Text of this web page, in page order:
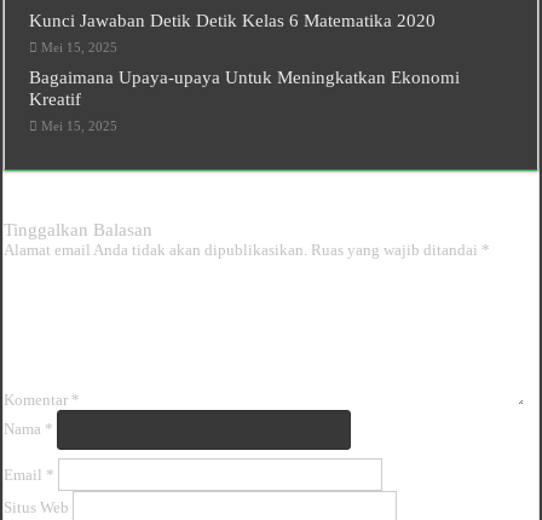
Kunci Jawaban Detik Detik Kelas 6 Matematika 2020
Mei 15, 2025
Bagaimana Upaya-upaya Untuk Meningkatkan Ekonomi
Kreatif
Mei 15, 2025
Tinggalkan Balasan
Alamat email Anda tidak akan dipublikasikan. Ruas yang wajib ditandai *
Komentar *
Nama *
Email *
Situs Web